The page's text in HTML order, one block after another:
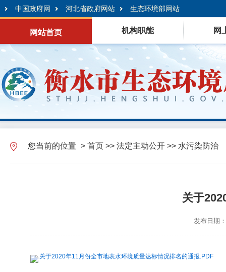
中国政府网 河北省政府网站 生态环境部网站
网站首页 机构职能 网
您当前的位置 > 首页 >> 法定主动公开 >> 水污染防治
关于
发布日期
关于2020年11月份全市地表水环境质量达标情况排名的通报.PDF